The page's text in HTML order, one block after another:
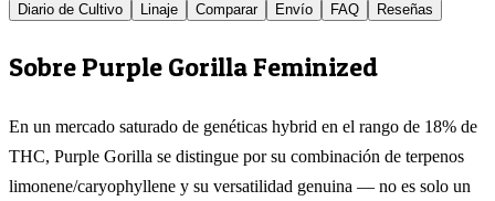
Diario de Cultivo
Linaje Comparar Envío FAQ Reseñas
Sobre Purple Gorilla Feminized
En un mercado saturado de genéticas hybrid en el rango de 18% de
THC, Purple Gorilla se distingue por su combinación de terpenos
limonene/caryophyllene y su versatilidad genuina — no es solo un